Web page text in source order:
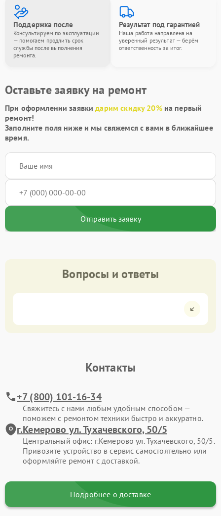
Поддержка после
Консультируем по эксплуатации
— помогаем продлить срок
службы после выполнения
ремонта.
Результат под гарантией
Наша работа направлена на
уверенный результат — берём
ответственность за итог.
Оставьте заявку на ремонт
При оформлении заявкидарим скидку 20%на первый
ремонт!
Заполните поля ниже и мы свяжемся с вами в ближайшее
время.
Отправить заявку
Вопросы и ответы
Контакты
+7 (800) 101-16-34
Свяжитесь с нами любым удобным способом —
поможем с ремонтом техники быстро и аккуратно.
г.Кемерово ул. Тухачевского, 50/5
Центральный офис: г.Кемерово ул. Тухачевского, 50/5.
Привозите устройство в сервис самостоятельно или
оформляйте ремонт с доставкой.
Подробнее о доставке